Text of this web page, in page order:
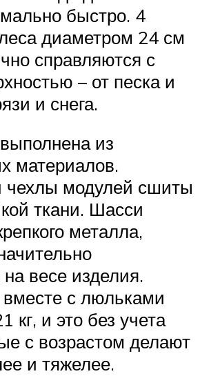
быстро. 4
диаметром 24 см
справляются с
– от песка и
и снега.
из
материалов.
модулей сшиты
ткани. Шасси
металла,
весе изделия.
с люльками
кг, и это без учета
с возрастом делают
и тяжелее.